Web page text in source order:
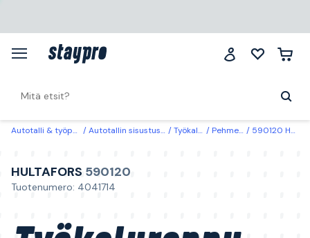
Autotalli & työpaikka Autotallin sisustus & säilytys Työkalusäilytys Pehmeä säilytyslaukku 590120 Hultafors Työkalureppu 42 taskua, 60 kg
HULTAFORS 590120
Tuotenumero: 4041714